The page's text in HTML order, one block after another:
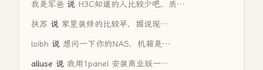
我是军爸 说 H3C知道的人比较少吧，质…
扶苏 说 家里装修的比较早，据说现…
loibh 说 想问一下你的NAS，机箱是…
alluse 说 我用1panel 安装商业版一…